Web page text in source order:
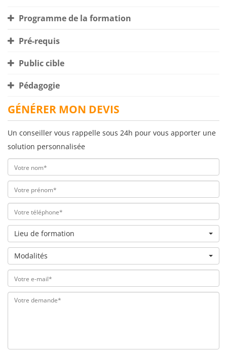
Programme de la formation
Pré-requis
Public cible
Pédagogie
GÉNÉRER MON DEVIS
Un conseiller vous rappelle sous 24h pour vous apporter une
solution personnalisée
Lieu de formation
Modalités